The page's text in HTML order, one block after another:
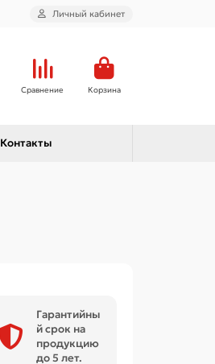
Личный кабинет
Сравнение Корзина
Контакты
Гарантийны
й срок на
продукцию
до 5 лет.